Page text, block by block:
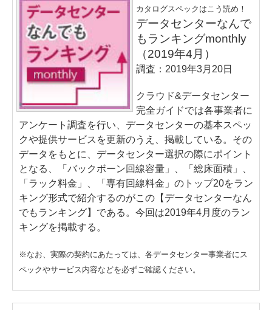
カタログスペックはこう読め！
データセンターなんで
もランキングmonthly
（2019年4月）
調査：2019年3月20日
クラウド&データセンター
完全ガイドでは各事業者に
アンケート調査を行い、データセンターの基本スペッ
クや提供サービスを更新のうえ、掲載している。その
データをもとに、データセンター選択の際にポイント
となる、「バックボーン回線容量」、「総床面積」、
「ラック料金」、「専有回線料金」のトップ20をラン
キング形式で紹介するのがこの【データセンターなん
でもランキング】である。今回は2019年4月度のラン
キングを掲載する。
※なお、実際の契約にあたっては、各データセンター事業者にス
ペックやサービス内容などを必ずご確認ください。